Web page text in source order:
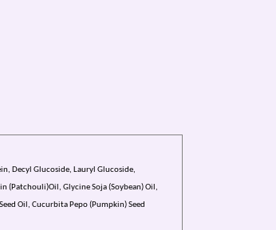
Decyl Glucoside, Lauryl Glucoside,
(Patchouli)Oil, Glycine Soja (Soybean) Oil,
Oil, Cucurbita Pepo (Pumpkin) Seed